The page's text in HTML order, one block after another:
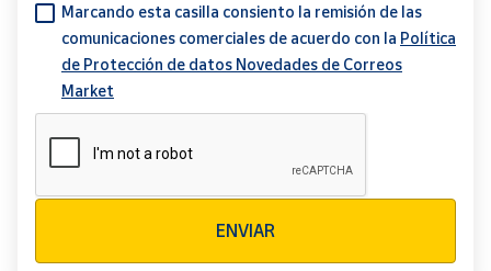
Marcando esta casilla consiento la remisión de las
comunicaciones comerciales de acuerdo con la Política
de Protección de datos Novedades de Correos
Market
ENVIAR